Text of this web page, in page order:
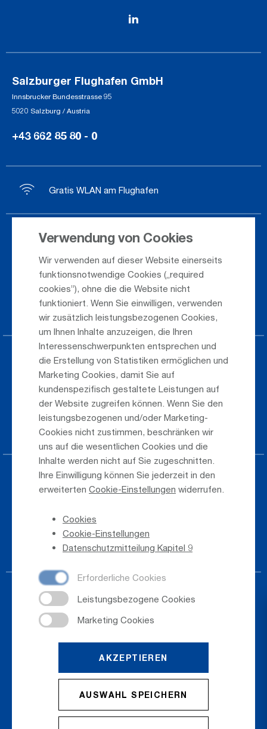
Verwendung von Cookies
Wir verwenden auf dieser Website einerseits
funktionsnotwendige Cookies („required
cookies”), ohne die die Website nicht
funktioniert. Wenn Sie einwilligen, verwenden
wir zusätzlich leistungsbezogenen Cookies,
um Ihnen Inhalte anzuzeigen, die Ihren
Interessenschwerpunkten entsprechen und
die Erstellung von Statistiken ermöglichen und
Marketing Cookies, damit Sie auf
kundenspezifisch gestaltete Leistungen auf
der Website zugreifen können. Wenn Sie den
leistungsbezogenen und/oder Marketing-
Cookies nicht zustimmen, beschränken wir
uns auf die wesentlichen Cookies und die
Inhalte werden nicht auf Sie zugeschnitten.
Ihre Einwilligung können Sie jederzeit in den
erweiterten Cookie-Einstellungen widerrufen.
Cookies
Cookie-Einstellungen
Datenschutzmitteilung Kapitel 9
AKZEPTIEREN
AUSWAHL SPEICHERN
Salzburger Flughafen GmbH
Innsbrucker Bundesstrasse 95
5020 Salzburg / Austria
+43 662 85 80 - 0
Gratis WLAN am Flughafen
Ankunft / Abflug
Saisonflugplan
Webcam
Anreise
Parken am Airport
Öffentlicher Verkehr
Taxi & Shuttle Transfer
Jobs & Karriere
Presse
Telefonverzeichnis
Newsletter-Anmeldung
Salzburger Flughafen GmbH
Cookie Einstellungen Cookies Sitemap Datenschutz